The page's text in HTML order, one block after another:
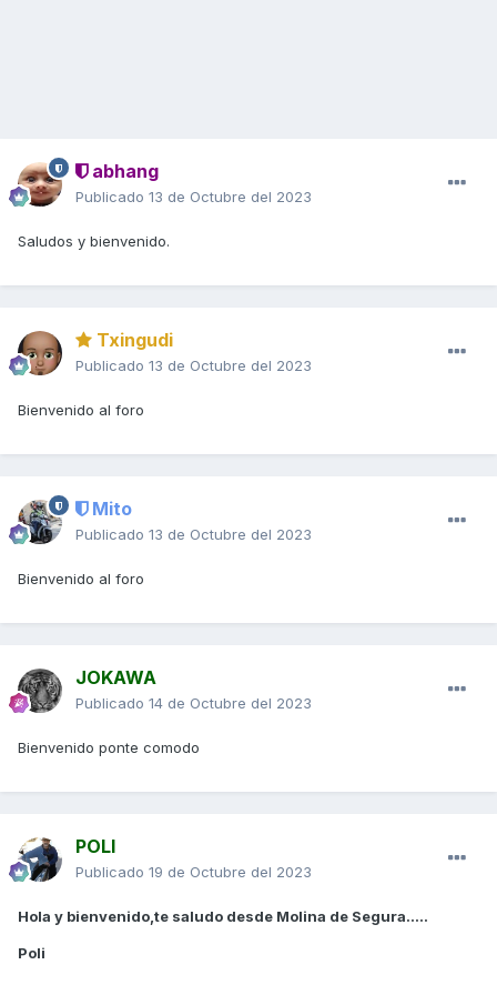
abhang
Publicado 13 de Octubre del 2023
Saludos y bienvenido.
Txingudi
Publicado 13 de Octubre del 2023
Bienvenido al foro
Mito
Publicado 13 de Octubre del 2023
Bienvenido al foro
JOKAWA
Publicado 14 de Octubre del 2023
Bienvenido ponte comodo
POLI
Publicado 19 de Octubre del 2023
Hola y bienvenido,te saludo desde Molina de Segura.....
Poli